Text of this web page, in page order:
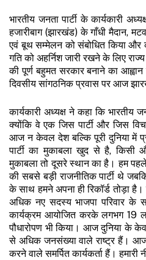
भारतीय जनता पार्टी के कार्यकारी
हजारीबाग (झारखंड) के गाँधी मैदान,
एवं बूथ सम्मेलन को संबोधित किया और
गति को अहर्निश जारी रखने के लिए
की पूर्ण बहुमत सरकार बनाने का
दिवसीय सांगठनिक प्रवास पर आज
कार्यकारी अध्यक्ष ने कहा कि भारतीय
क्योंकि वे एक जिस पार्टी और जिस
आज न केवल देश बल्कि पूरी दुनिया में
पार्टी का मुकाबला खुद से है, किसी
मुकाबला तो दूसरे स्थान का है। हम
की सबसे बड़ी राजनीतिक पार्टी थे
के साथ हमने अपना ही रिकॉर्ड तोड़ा
अधिक नए सदस्य भाजपा परिवार के
कार्यक्रम आयोजित करके लगभग 19
पौधारोपण भी किया। आज दुनिया के
से अधिक जनसंख्या वाले राष्ट्र हैं।
करने वाले समर्पित कार्यकर्ता हैं।